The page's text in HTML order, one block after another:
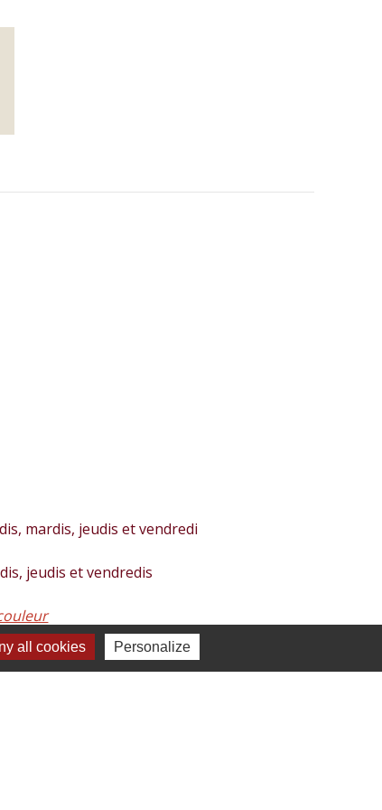
mardis, jeudis et vendredi
jeudis et vendredis
all cookies Personalize